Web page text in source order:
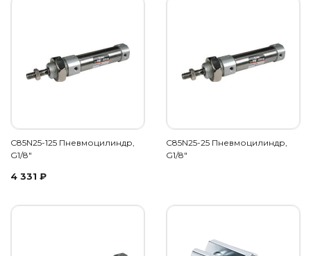
C85N25-125 Пневмоцилиндр,
G1/8"
4 331 ₽
C85N25-25 Пневмоцилиндр,
G1/8"